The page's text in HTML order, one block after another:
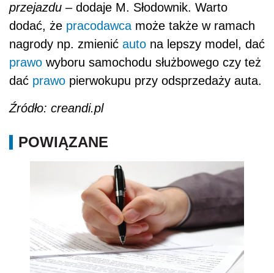
przejazdu – dodaje M. Słodownik. Warto
dodać, że pracodawca może także w ramach
nagrody np. zmienić auto na lepszy model, dać
prawo wyboru samochodu służbowego czy też
dać prawo pierwokupu przy odsprzedaży auta.
Źródło: creandi.pl
POWIĄZANE